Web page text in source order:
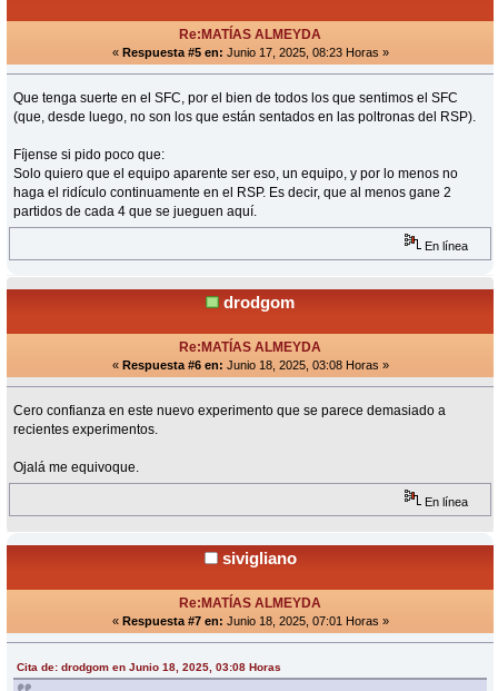
Re:MATÍAS ALMEYDA
« Respuesta #5 en: Junio 17, 2025, 08:23 Horas »
Que tenga suerte en el SFC, por el bien de todos los que sentimos el SFC
(que, desde luego, no son los que están sentados en las poltronas del RSP).
Fíjense si pido poco que:
Solo quiero que el equipo aparente ser eso, un equipo, y por lo menos no
haga el ridículo continuamente en el RSP. Es decir, que al menos gane 2
partidos de cada 4 que se jueguen aquí.
En línea
drodgom
Re:MATÍAS ALMEYDA
« Respuesta #6 en: Junio 18, 2025, 03:08 Horas »
Cero confianza en este nuevo experimento que se parece demasiado a
recientes experimentos.
Ojalá me equivoque.
En línea
sivigliano
Re:MATÍAS ALMEYDA
« Respuesta #7 en: Junio 18, 2025, 07:01 Horas »
Cita de: drodgom en Junio 18, 2025, 03:08 Horas